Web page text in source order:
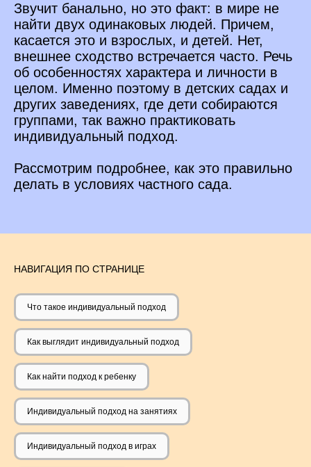
Звучит банально, но это факт: в мире не
найти двух одинаковых людей. Причем,
касается это и взрослых, и детей. Нет,
внешнее сходство встречается часто. Речь
об особенностях характера и личности в
целом. Именно поэтому в детских садах и
других заведениях, где дети собираются
группами, так важно практиковать
индивидуальный подход.
Рассмотрим подробнее, как это правильно
делать в условиях частного сада.
НАВИГАЦИЯ ПО СТРАНИЦЕ
Что такое индивидуальный подход
Как выглядит индивидуальный подход
Как найти подход к ребенку
Индивидуальный подход на занятиях
Индивидуальный подход в играх